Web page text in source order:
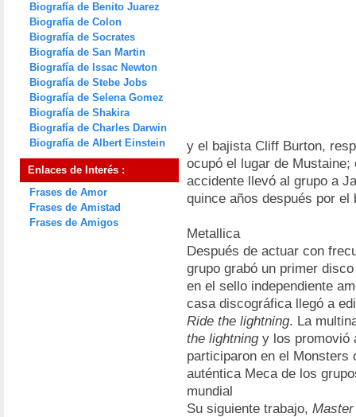
Biografía de Benito Juarez
Biografía de Colon
Biografía de Socrates
Biografía de San Martin
Biografía de Issac Newton
Biografía de Stebe Jobs
Biografía de Selena Gomez
Biografía de Shakira
Biografía de Charles Darwin
Biografía de Albert Einstein
Enlaces de Interés :
Frases de Amor
Frases de Amistad
Frases de Amigos
y el bajista Cliff Burton,
ocupó el lugar de
accidente llevó al grupo a
quince años después por el
Metallica
Después de actuar con
grupo grabó un primer
en el sello independiente
casa discográfica llegó a
Ride the lightning. La
the lightning y los promovió
participaron en el Monsters
auténtica Meca de los
mundial
Su siguiente trabajo,